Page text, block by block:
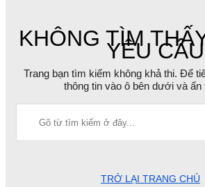
KHÔNG TÌMYÊU CẦU
Trang bạn tìm kiếm không khả thi. Để
thông tin vào ô bên dưới và ấn
TRỞ LẠI TRANG CHỦ